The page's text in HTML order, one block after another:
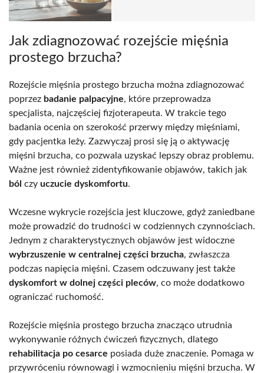
Jak zdiagnozować rozejście mięśnia
prostego brzucha?
Rozejście mięśnia prostego brzucha można zdiagnozować
poprzez badanie palpacyjne, które przeprowadza
specjalista, najczęściej fizjoterapeuta. W trakcie tego
badania ocenia on szerokość przerwy między mięśniami,
gdy pacjentka leży. Zazwyczaj prosi się ją o aktywację
mięśni brzucha, co pozwala uzyskać lepszy obraz problemu.
Ważne jest również zidentyfikowanie objawów, takich jak
ból czy uczucie dyskomfortu.
Wczesne wykrycie rozejścia jest kluczowe, gdyż zaniedbane
może prowadzić do trudności w codziennych czynnościach.
Jednym z charakterystycznych objawów jest widoczne
wybrzuszenie w centralnej części brzucha, zwłaszcza
podczas napięcia mięśni. Czasem odczuwany jest także
dyskomfort w dolnej części pleców, co może dodatkowo
ograniczać ruchomość.
Rozejście mięśnia prostego brzucha znacząco utrudnia
wykonywanie różnych ćwiczeń fizycznych, dlatego
rehabilitacja po cesarce posiada duże znaczenie. Pomaga w
przywróceniu równowagi i wzmocnieniu mięśni brzucha. W